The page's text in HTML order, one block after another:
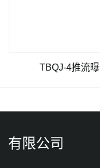
TBQJ-4推流曝气机
有限公司